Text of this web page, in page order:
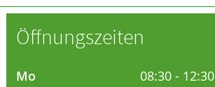
Über Uns
Öffnungszeiten
Mo 08:30 - 12:30